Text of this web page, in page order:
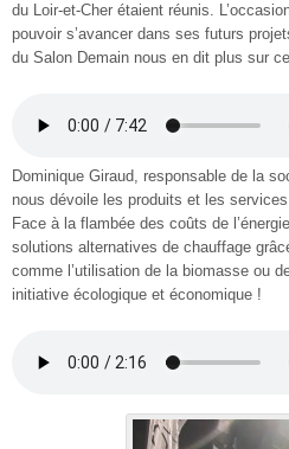
du Loir-et-Cher étaient réunis.
pouvoir s’avancer dans ses futurs
du Salon Demain nous en dit plus sur
Dominique Giraud, responsable de la
nous dévoile les produits et les
Face à la flambée des coûts de
solutions alternatives de chauffage
comme l’utilisation de la biomasse ou
initiative écologique et économique !